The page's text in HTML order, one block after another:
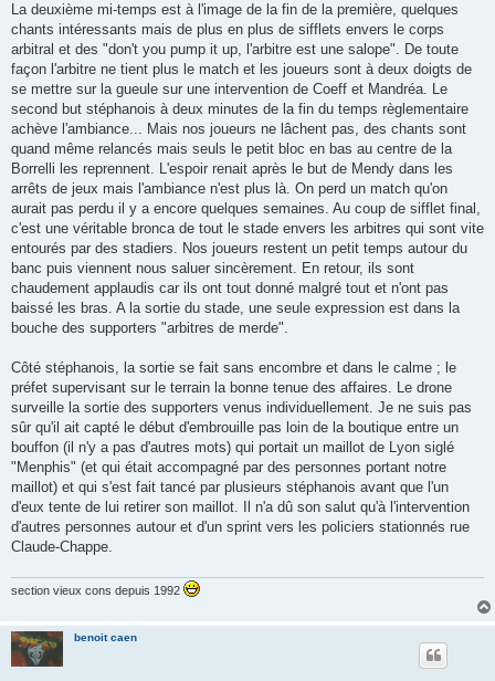
La deuxième mi-temps est à l'image de la fin de la première, quelques
chants intéressants mais de plus en plus de sifflets envers le corps
arbitral et des "don't you pump it up, l'arbitre est une salope". De toute
façon l'arbitre ne tient plus le match et les joueurs sont à deux doigts de
se mettre sur la gueule sur une intervention de Coeff et Mandréa. Le
second but stéphanois à deux minutes de la fin du temps règlementaire
achève l'ambiance... Mais nos joueurs ne lâchent pas, des chants sont
quand même relancés mais seuls le petit bloc en bas au centre de la
Borrelli les reprennent. L'espoir renait après le but de Mendy dans les
arrêts de jeux mais l'ambiance n'est plus là. On perd un match qu'on
aurait pas perdu il y a encore quelques semaines. Au coup de sifflet final,
c'est une véritable bronca de tout le stade envers les arbitres qui sont vite
entourés par des stadiers. Nos joueurs restent un petit temps autour du
banc puis viennent nous saluer sincèrement. En retour, ils sont
chaudement applaudis car ils ont tout donné malgré tout et n'ont pas
baissé les bras. A la sortie du stade, une seule expression est dans la
bouche des supporters "arbitres de merde".
Côté stéphanois, la sortie se fait sans encombre et dans le calme ; le
préfet supervisant sur le terrain la bonne tenue des affaires. Le drone
surveille la sortie des supporters venus individuellement. Je ne suis pas
sûr qu'il ait capté le début d'embrouille pas loin de la boutique entre un
bouffon (il n'y a pas d'autres mots) qui portait un maillot de Lyon siglé
"Menphis" (et qui était accompagné par des personnes portant notre
maillot) et qui s'est fait tancé par plusieurs stéphanois avant que l'un
d'eux tente de lui retirer son maillot. Il n'a dû son salut qu'à l'intervention
d'autres personnes autour et d'un sprint vers les policiers stationnés rue
Claude-Chappe.
section vieux cons depuis 1992
benoit caen